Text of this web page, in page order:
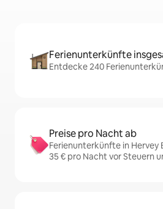
Ferienunterkünfte
Entdecke 240
Preise pro Nacht ab
Ferienunterkünfte in Hervey
35 € pro Nacht vor Steuern